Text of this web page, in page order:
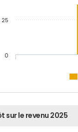
0
25
sur le revenu 2025